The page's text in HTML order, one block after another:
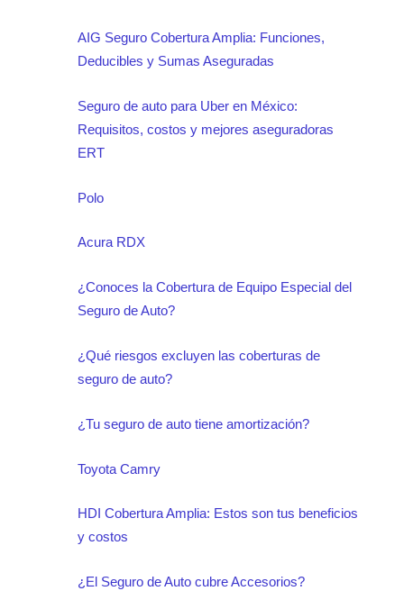
AIG Seguro Cobertura Amplia: Funciones,
Deducibles y Sumas Aseguradas
Seguro de auto para Uber en México:
Requisitos, costos y mejores aseguradoras
ERT
Polo
Acura RDX
¿Conoces la Cobertura de Equipo Especial del
Seguro de Auto?
¿Qué riesgos excluyen las coberturas de
seguro de auto?
¿Tu seguro de auto tiene amortización?
Toyota Camry
HDI Cobertura Amplia: Estos son tus beneficios
y costos
¿El Seguro de Auto cubre Accesorios?